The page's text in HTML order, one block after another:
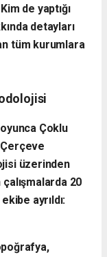
de yaptığı
detayları
tüm kurumlara
Çoklu
üzerinden
20
ayrıldı: